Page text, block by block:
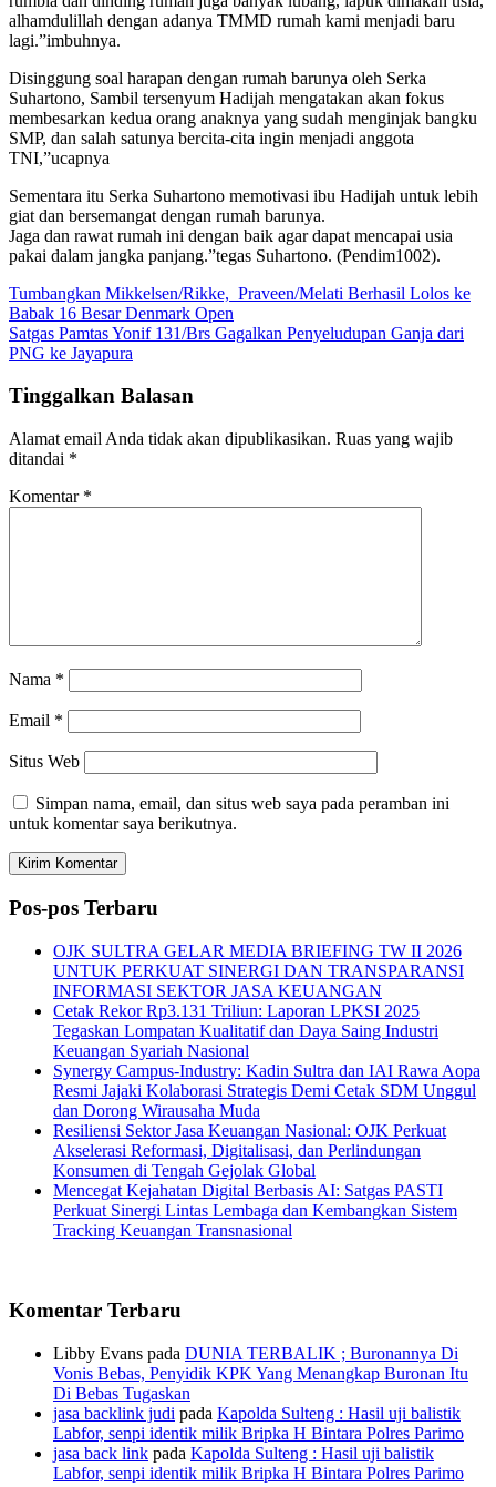
alhamdulillah dengan adanya TMMD rumah kami menjadi baru
lagi.”imbuhnya.
Disinggung soal harapan dengan rumah barunya oleh Serka
Suhartono, Sambil tersenyum Hadijah mengatakan akan fokus
membesarkan kedua orang anaknya yang sudah menginjak bangku
SMP, dan salah satunya bercita-cita ingin menjadi anggota
TNI,”ucapnya
Sementara itu Serka Suhartono memotivasi ibu Hadijah untuk lebih
giat dan bersemangat dengan rumah barunya.
Jaga dan rawat rumah ini dengan baik agar dapat mencapai usia
pakai dalam jangka panjang.”tegas Suhartono. (Pendim1002).
Navigasi
pos
Tumbangkan Mikkelsen/Rikke, Praveen/Melati Berhasil Lolos ke
Babak 16 Besar Denmark Open
Satgas Pamtas Yonif 131/Brs Gagalkan Penyeludupan Ganja dari
PNG ke Jayapura
Tinggalkan Balasan
Alamat email Anda tidak akan dipublikasikan. Ruas yang wajib
ditandai *
Komentar *
Nama *
Email *
Situs Web
Simpan nama, email, dan situs web saya pada peramban ini
untuk komentar saya berikutnya.
Pos-pos Terbaru
OJK SULTRA GELAR MEDIA BRIEFING TW II 2026
UNTUK PERKUAT SINERGI DAN TRANSPARANSI
INFORMASI SEKTOR JASA KEUANGAN
Cetak Rekor Rp3.131 Triliun: Laporan LPKSI 2025
Tegaskan Lompatan Kualitatif dan Daya Saing Industri
Keuangan Syariah Nasional
Synergy Campus-Industry: Kadin Sultra dan IAI Rawa Aopa
Resmi Jajaki Kolaborasi Strategis Demi Cetak SDM Unggul
dan Dorong Wirausaha Muda
Resiliensi Sektor Jasa Keuangan Nasional: OJK Perkuat
Akselerasi Reformasi, Digitalisasi, dan Perlindungan
Konsumen di Tengah Gejolak Global
Mencegat Kejahatan Digital Berbasis AI: Satgas PASTI
Perkuat Sinergi Lintas Lembaga dan Kembangkan Sistem
Tracking Keuangan Transnasional
Komentar Terbaru
Libby Evans pada DUNIA TERBALIK ; Buronannya Di
Vonis Bebas, Penyidik KPK Yang Menangkap Buronan Itu
Di Bebas Tugaskan
jasa backlink judi pada Kapolda Sulteng : Hasil uji balistik
Labfor, senpi identik milik Bripka H Bintara Polres Parimo
jasa back link pada Kapolda Sulteng : Hasil uji balistik
Labfor, senpi identik milik Bripka H Bintara Polres Parimo